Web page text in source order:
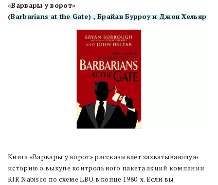
«Варвары у ворот»
(Barbarians at the Gate) , Брайан Бурроу и Джон Хельяр
Книга «Варвары у ворот» рассказывает захватывающую
историю о выкупе контрольного пакета акций компании
RJR Nabisco по схеме LBO в конце 1980-х. Если вы